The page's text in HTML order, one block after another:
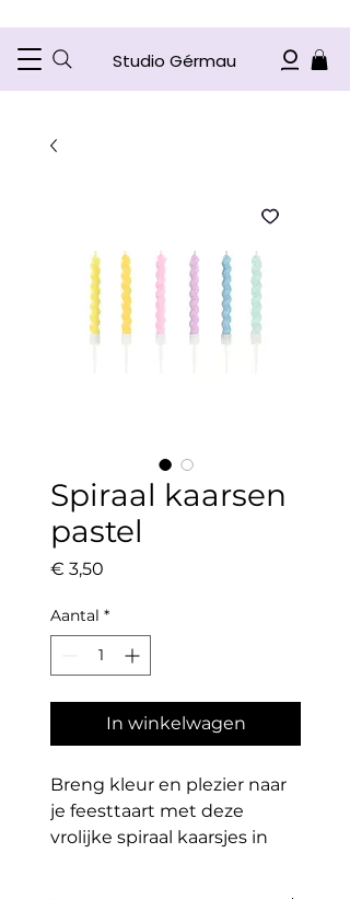
Studio Gérmau
Spiraal kaarsen
pastel
€ 3,50
Aantal *
In winkelwagen
Breng kleur en plezier naar
je feesttaart met deze
vrolijke spiraal kaarsjes in